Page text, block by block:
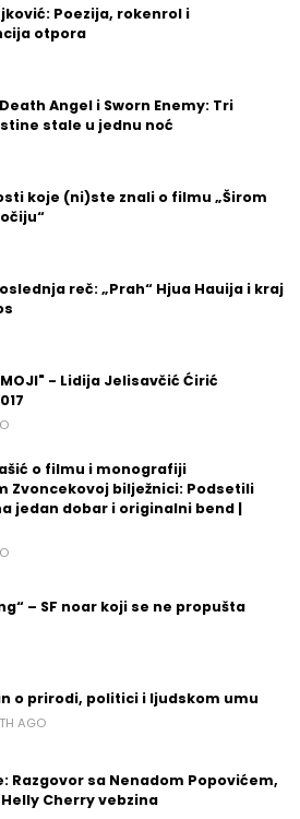
Poezija, rokenrol i
otpora
Angel i Sworn Enemy: Tri
stale u jednu noć
koje (ni)ste znali o filmu „Širom
reč: „Prah“ Hjua Hauija i kraj
MOJI" - Lidija Jelisavčić Ćirić
o filmu i monografiji
Zvoncekovoj bilježnici: Podsetili
jedan dobar i originalni bend |
– SF noar koji se ne propušta
o prirodi, politici i ljudskom umu
AGO
Razgovor sa Nenadom Popovićem,
Cherry vebzina